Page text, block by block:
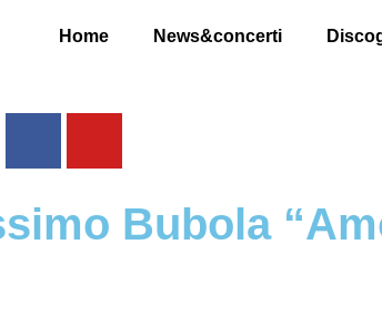
Home News&concerti
Bubola